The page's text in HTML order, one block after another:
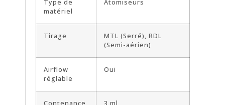
Type de
matériel
Atomiseurs
Tirage
MTL (Serré), RDL
(Semi-aérien)
Airflow
réglable
Oui
Contenance
3 ml